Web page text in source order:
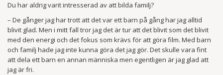
Du har aldrig varit intresserad av att bilda familj?
– De gånger jag har trott att det var ett barn på gång har jag alltid
blivit glad. Men i mitt fall tror jag det är tur att det blivit som det blivit
med den energi och det fokus som krävs för att göra film. Med barn
och familj hade jag inte kunna göra det jag gör. Det skulle vara fint
att dela ett barn en annan människa men egentligen är jag glad att
jag är fri.